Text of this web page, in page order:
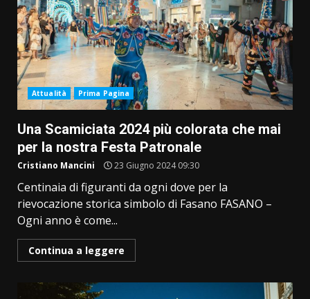
Attualità Prima Pagina
Una Scamiciata 2024 più colorata che mai
per la nostra Festa Patronale
Cristiano Mancini 23 Giugno 2024 09:30
Centinaia di figuranti da ogni dove per la
rievocazione storica simbolo di Fasano FASANO –
Ogni anno è come...
Continua a leggere